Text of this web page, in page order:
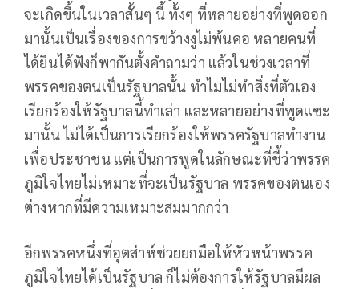
จะเกิดขึ้นในเวลาสั้นๆ นี้ ทั้งๆ ที่หลายอย่างที่พูดออก
มานั้นเป็นเรื่องของการขว้างงูไม่พ้นคอ หลายคนที่
ได้ยินได้ฟังก็พากันตั้งคำถามว่า แล้วในช่วงเวลาที่
พรรคของตนเป็นรัฐบาลนั้น ทำไมไม่ทำสิ่งที่ตัวเอง
เรียกร้องให้รัฐบาลนี้ทำเล่า และหลายอย่างที่พูดแซะ
มานั้น ไม่ได้เป็นการเรียกร้องให้พรรครัฐบาลทำงาน
เพื่อประชาชน แต่เป็นการพูดในลักษณะที่ชี้ว่าพรรค
ภูมิใจไทยไม่เหมาะที่จะเป็นรัฐบาล พรรคของตนเอง
ต่างหากที่มีความเหมาะสมมากกว่า
อีกพรรคหนึ่งที่อุตส่าห์ช่วยยกมือให้หัวหน้าพรรค
ภูมิใจไทยได้เป็นรัฐบาล ก็ไม่ต้องการให้รัฐบาลมีผล